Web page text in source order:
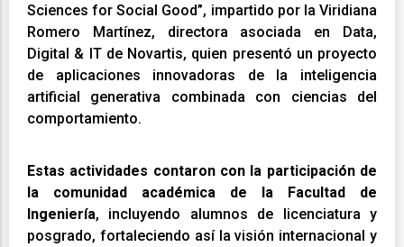
Sciences for Social Good”, impartido por la Viridiana
Romero Martínez, directora asociada en Data,
Digital & IT de Novartis, quien presentó un proyecto
de aplicaciones innovadoras de la inteligencia
artificial generativa combinada con ciencias del
comportamiento.
Estas actividades contaron con la participación de
la comunidad académica de la Facultad de
Ingeniería, incluyendo alumnos de licenciatura y
posgrado, fortaleciendo así la visión internacional y